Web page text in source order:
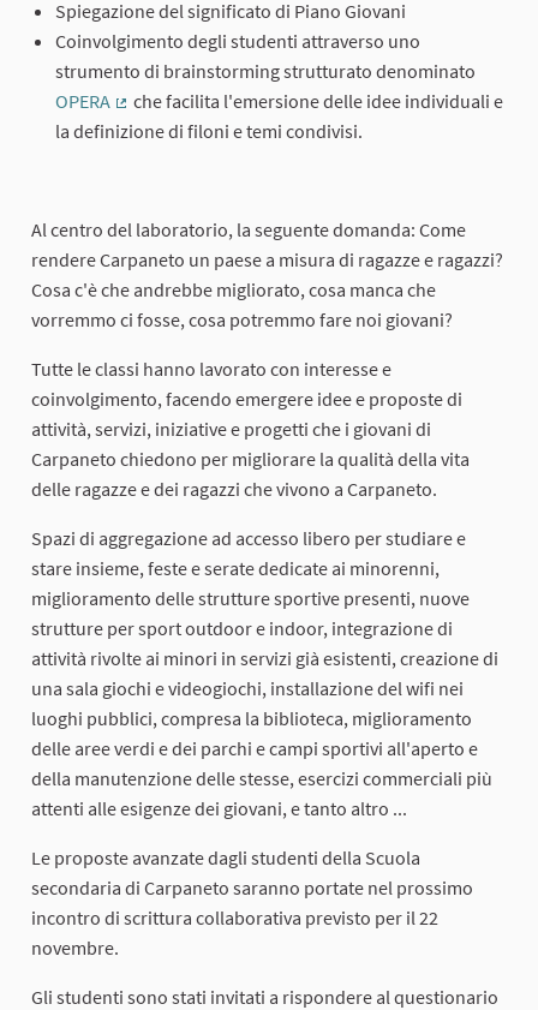
Spiegazione del significato di Piano Giovani
Coinvolgimento degli studenti attraverso uno
strumento di brainstorming strutturato denominato
OPERA
(Collegamento esterno)
che facilita l'emersione delle idee individuali e
la definizione di filoni e temi condivisi.
Al centro del laboratorio, la seguente domanda: Come
rendere Carpaneto un paese a misura di ragazze e ragazzi?
Cosa c'è che andrebbe migliorato, cosa manca che
vorremmo ci fosse, cosa potremmo fare noi giovani?
Tutte le classi hanno lavorato con interesse e
coinvolgimento, facendo emergere idee e proposte di
attività, servizi, iniziative e progetti che i giovani di
Carpaneto chiedono per migliorare la qualità della vita
delle ragazze e dei ragazzi che vivono a Carpaneto.
Spazi di aggregazione ad accesso libero per studiare e
stare insieme, feste e serate dedicate ai minorenni,
miglioramento delle strutture sportive presenti, nuove
strutture per sport outdoor e indoor, integrazione di
attività rivolte ai minori in servizi già esistenti, creazione di
una sala giochi e videogiochi, installazione del wifi nei
luoghi pubblici, compresa la biblioteca, miglioramento
delle aree verdi e dei parchi e campi sportivi all'aperto e
della manutenzione delle stesse, esercizi commerciali più
attenti alle esigenze dei giovani, e tanto altro ...
Le proposte avanzate dagli studenti della Scuola
secondaria di Carpaneto saranno portate nel prossimo
incontro di scrittura collaborativa previsto per il 22
novembre.
Gli studenti sono stati invitati a rispondere al questionario